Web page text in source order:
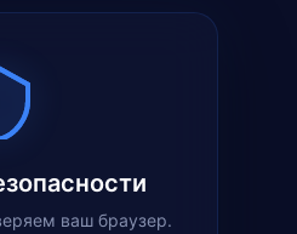
ваш браузер.